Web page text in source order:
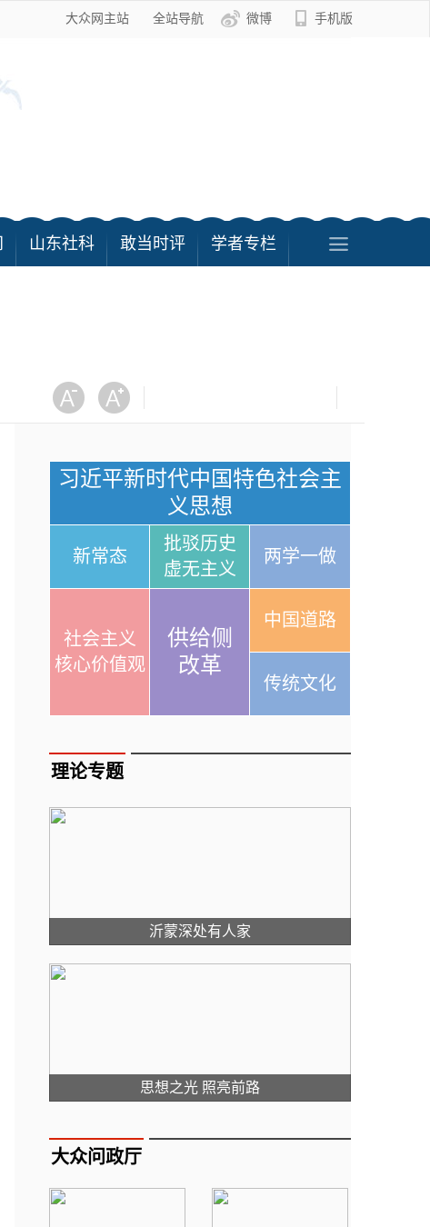
大众网主站 全站导航 微博 手机版
山东社科 敢当时评 学者专栏
习近平新时代中国特色社会主
义思想
新常态
批驳历史
虚无主义
两学一做
社会主义
核心价值观
供给侧
改革
中国道路
传统文化
理论专题
沂蒙深处有人家
思想之光 照亮前路
大众问政厅